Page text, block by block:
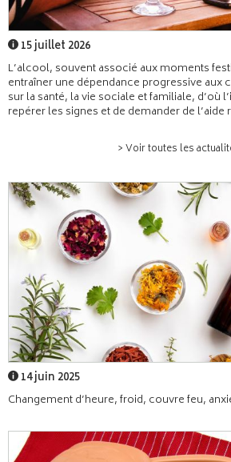
15 juillet 2026
L’alcool, souvent associé aux moments
entraîner une dépendance progressive aux
sur la santé, la vie sociale et familiale, d’où
repérer les signes et de demander de l’aide
> Voir toutes les
14 juin 2025
Changement d’heure, froid, couvre feu,